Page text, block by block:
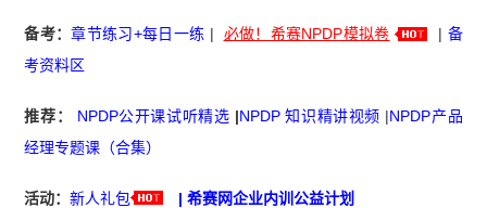
备考：章节练习+每日一练 | 必做！希赛NPDP模拟卷 | 备
考资料区
推荐： NPDP公开课试听精选 |NPDP 知识精讲视频 |NPDP产品
经理专题课（合集）
活动：新人礼包 | 希赛网企业内训公益计划